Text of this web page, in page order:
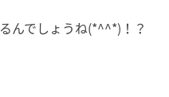
んでしょうね(*^^*)！？